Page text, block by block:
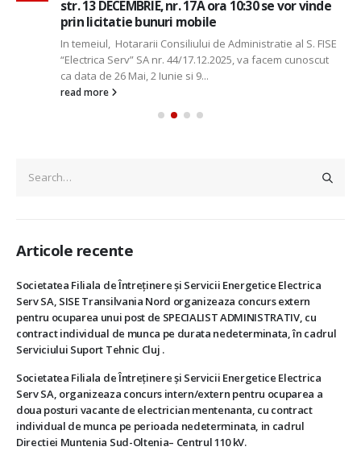
str. 13 DECEMBRIE, nr. 17A ora 10:30 se vor vinde
prin licitatie bunuri mobile
In temeiul, Hotararii Consiliului de Administratie al S. FISE
“Electrica Serv” SA nr. 44/17.12.2025, va facem cunoscut
ca data de 26 Mai, 2 Iunie si 9...
read more
Articole recente
Societatea Filiala de Întreţinere şi Servicii Energetice Electrica
Serv SA, SISE Transilvania Nord organizeaza concurs extern
pentru ocuparea unui post de SPECIALIST ADMINISTRATIV, cu
contract individual de munca pe durata nedeterminata, în cadrul
Serviciului Suport Tehnic Cluj .
Societatea Filiala de Întreţinere şi Servicii Energetice Electrica
Serv SA, organizeaza concurs intern/extern pentru ocuparea a
doua posturi vacante de electrician mentenanta, cu contract
individual de munca pe perioada nedeterminata, in cadrul
Directiei Muntenia Sud-Oltenia– Centrul 110 kV.